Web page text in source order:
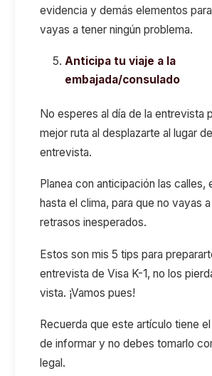
evidencia y demás elementos
vayas a tener ningún problema.
Anticipa tu viaje a la
embajada/consulado
No esperes al día de la entrevista
mejor ruta al desplazarte al lugar
entrevista.
Planea con anticipación las calles,
hasta el clima, para que no vayas
retrasos inesperados.
Estos son mis 5 tips para
entrevista de Visa K-1, no los
vista. ¡Vamos pues!
Recuerda que este artículo tiene
de informar y no debes tomarlo
legal.